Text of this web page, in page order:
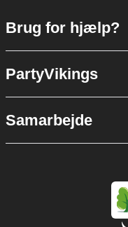
Brug for hjælp?
PartyVikings
Samarbejde